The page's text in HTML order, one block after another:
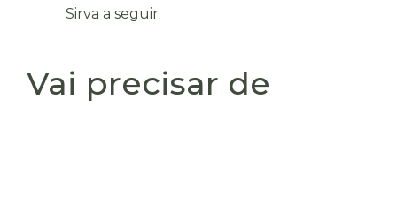
Sirva a seguir.
Vai precisar de